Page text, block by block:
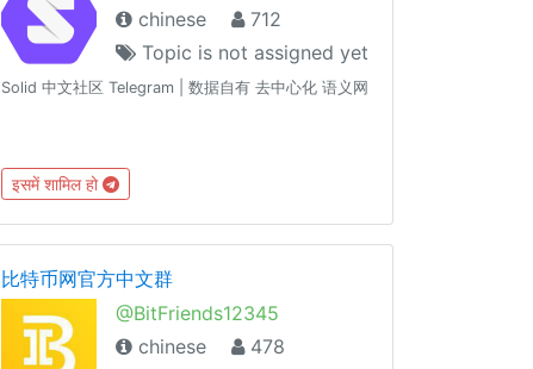
限拉人热闹起来😄😄chinese
712
Topic is not assigned yet
Solid 中文社区 Telegram | 数据自有 去中心化 语义网
इसमें शामिल हो
比特币网官方中文群
@BitFriends12345
chinese
478